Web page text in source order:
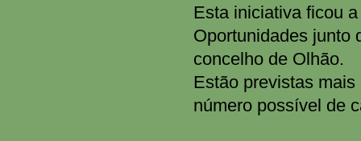
Esta iniciativa ficou
Oportunidades junto
concelho de Olhão.
Estão previstas
número possível de